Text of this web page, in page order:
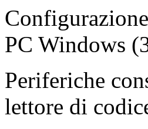
PC Windows
Periferiche
lettore di